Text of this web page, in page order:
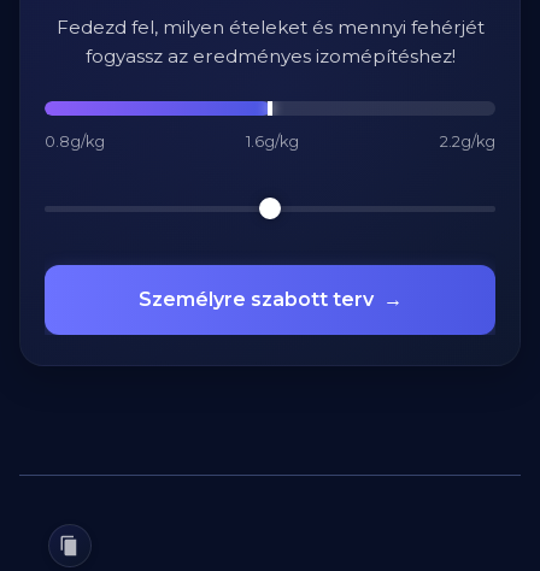
Fedezd fel, milyen ételeket és mennyi fehérjét
fogyassz az eredményes izomépítéshez!
0.8g/kg 1.6g/kg 2.2g/kg
Személyre szabott terv →